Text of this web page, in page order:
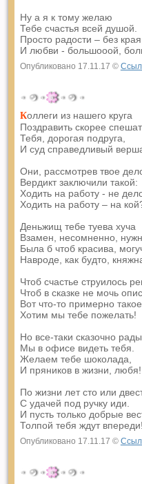
Ну а я к тому желаю
Тебе счастья всей душой.
Просто радости – без края,
И любви - большооой,
Опубликовано 17.11.17 ©
Коллеги из нашего круга
Поздравить скорее спешат
Тебя, дорогая подруга,
И суд справедливый
Они, рассмотрев твое
Вердикт заключили такой:
Ходить на работу - не
Ходить на работу – на
Деньжищ тебе туева хуча
Взамен, несомненно,
Была б чтоб красива,
Навроде, как будто,
Чтоб счастье струилось
Чтоб в сказке не мочь
Вот что-то примерно такое
Хотим мы тебе пожелать!
Но все-таки сказочно рады
Мы в офисе видеть тебя.
Желаем тебе шоколада,
И пряников в жизни, любя!
По жизни лет сто или
С удачей под ручку иди.
И пусть только добрые
Толпой тебя ждут впереди!
Опубликовано 17.11.17 ©